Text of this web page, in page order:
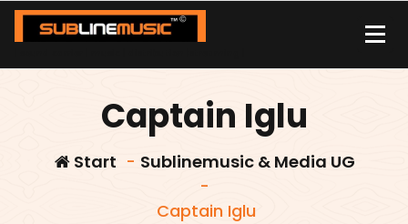
Zum
Inhalt
Captain Iglu
Start - Sublinemusic & Media UG
-
Captain Iglu